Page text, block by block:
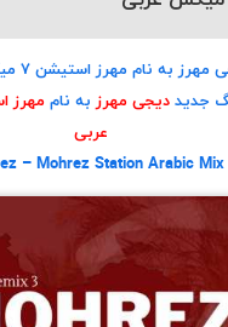
به نام مهرز استیشن ۷ میکس عربی
جدید دیجی مهرز به نام
عربی
– Mohrez Station Arabic Mix